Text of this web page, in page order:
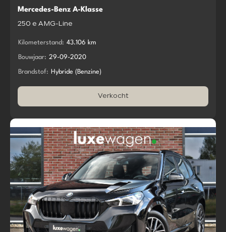
Mercedes-Benz A-Klasse
250 e AMG-Line
Kilometerstand: 43.106 km
Bouwjaar: 29-09-2020
Brandstof: Hybride (Benzine)
Verkocht